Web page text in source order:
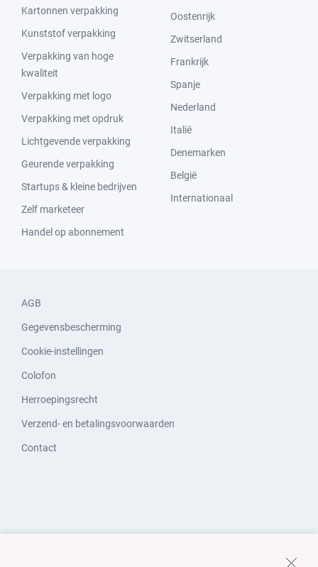
Kartonnen verpakking
Kunststof verpakking
Verpakking van hoge
kwaliteit
Verpakking met logo
Verpakking met opdruk
Lichtgevende verpakking
Geurende verpakking
Startups & kleine bedrijven
Zelf marketeer
Handel op abonnement
Oostenrijk
Zwitserland
Frankrijk
Spanje
Nederland
Italië
Denemarken
België
Internationaal
AGB
Gegevensbescherming
Cookie-instellingen
Colofon
Herroepingsrecht
Verzend- en betalingsvoorwaarden
Contact